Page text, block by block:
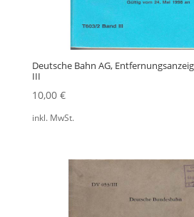
Deutsche Bahn AG,
III
10,00 €
inkl. MwSt.